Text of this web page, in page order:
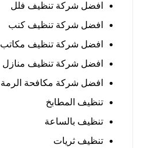
افضل شركة تنظيف فلل
افضل شركة تنظيف كنب
افضل شركة تنظيف مكاتب
افضل شركة تنظيف منازل
افضل شركة مكافحة الرمة
تنظيف المطابخ
تنظيف بالساعة
تنظيف ثريات